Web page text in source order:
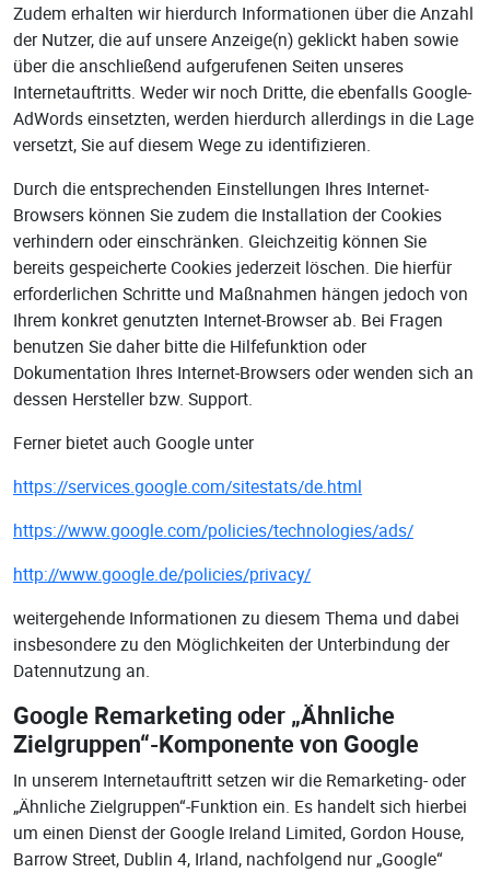
Zudem erhalten wir hierdurch Informationen über die Anzahl
der Nutzer, die auf unsere Anzeige(n) geklickt haben sowie
über die anschließend aufgerufenen Seiten unseres
Internetauftritts. Weder wir noch Dritte, die ebenfalls Google-
AdWords einsetzten, werden hierdurch allerdings in die Lage
versetzt, Sie auf diesem Wege zu identifizieren.
Durch die entsprechenden Einstellungen Ihres Internet-
Browsers können Sie zudem die Installation der Cookies
verhindern oder einschränken. Gleichzeitig können Sie
bereits gespeicherte Cookies jederzeit löschen. Die hierfür
erforderlichen Schritte und Maßnahmen hängen jedoch von
Ihrem konkret genutzten Internet-Browser ab. Bei Fragen
benutzen Sie daher bitte die Hilfefunktion oder
Dokumentation Ihres Internet-Browsers oder wenden sich an
dessen Hersteller bzw. Support.
Ferner bietet auch Google unter
https://services.google.com/sitestats/de.html
https://www.google.com/policies/technologies/ads/
http://www.google.de/policies/privacy/
weitergehende Informationen zu diesem Thema und dabei
insbesondere zu den Möglichkeiten der Unterbindung der
Datennutzung an.
Google Remarketing oder „Ähnliche
Zielgruppen“-Komponente von Google
In unserem Internetauftritt setzen wir die Remarketing- oder
„Ähnliche Zielgruppen“-Funktion ein. Es handelt sich hierbei
um einen Dienst der Google Ireland Limited, Gordon House,
Barrow Street, Dublin 4, Irland, nachfolgend nur „Google“